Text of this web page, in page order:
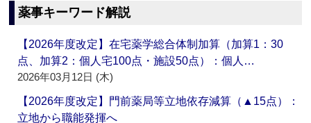
薬事キーワード解説
【2026年度改定】在宅薬学総合体制加算（加算1：30
点、加算2：個人宅100点・施設50点）：個人…
2026年03月12日 (木)
【2026年度改定】門前薬局等立地依存減算（▲15点）：
立地から職能発揮へ